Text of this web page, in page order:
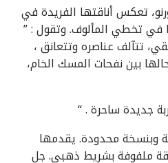
تعكس أناقتها الفريدة في
في تخطي المألوف. وتقول : ”
تتآلف عناصره وتتعانق ،
بين نفحات المسك الخام،
جديدة ساحرة . “
وبنسخة محدودة. يقدمها
ملفوفة بشريط ذهبي. جل